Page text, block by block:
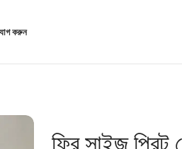
করুন
ফ্রি সাইজ প্রিন্ট